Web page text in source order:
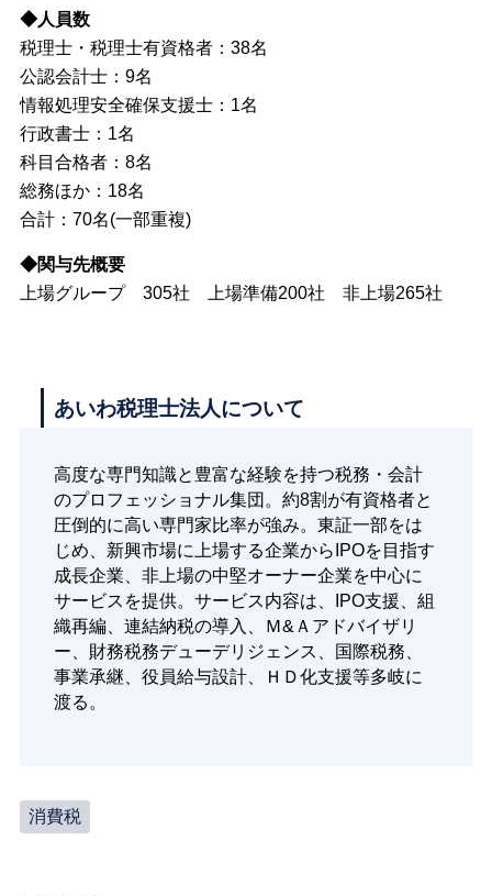
◆人員数
税理士・税理士有資格者：38名
公認会計士：9名
情報処理安全確保支援士：1名
行政書士：1名
科目合格者：8名
総務ほか：18名
合計：70名(一部重複)
◆関与先概要
上場グループ 305社 上場準備200社 非上場265社
あいわ税理士法人について
高度な専門知識と豊富な経験を持つ税務・会計
のプロフェッショナル集団。約8割が有資格者と
圧倒的に高い専門家比率が強み。東証一部をは
じめ、新興市場に上場する企業からIPOを目指す
成長企業、非上場の中堅オーナー企業を中心に
サービスを提供。サービス内容は、IPO支援、組
織再編、連結納税の導入、Ｍ&Ａアドバイザリ
ー、財務税務デューデリジェンス、国際税務、
事業承継、役員給与設計、ＨＤ化支援等多岐に
渡る。
消費税